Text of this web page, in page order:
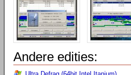
Andere edities: